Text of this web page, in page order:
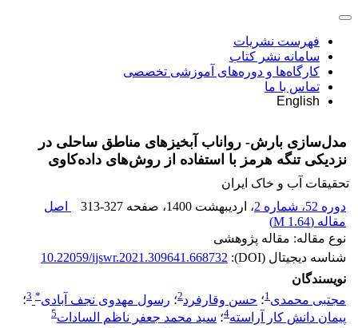
فهرست نشریات
سامانه نشر کتاب
کارگاه‌ها و دوره‌های آموزشی تخصصی
تماس با ما
English
مدل‌سازی بارش- رواناب آبخیزهای مناطق ساحلی در
نزدیکی تنگه هرمز با استفاده از روش‌های داده‌کاوی
تحقیقات آب و خاک ایران
دوره 52، شماره 2
، اردیبهشت 1400 ، صفحه 313-327
اصل
مقاله (1.64 M
)
نوع مقاله: مقاله پژوهشی
شناسه دیجیتال (DOI):
10.22059/ijswr.2021.309641.668732
نویسندگان
مجتبی محمدی1؛ حسن وقارفرد2؛ رسول مهدوی نجف آبادی*
3؛
پیمان دانش کار آراسته4؛ سید محمد جعفر ناظم السادات5